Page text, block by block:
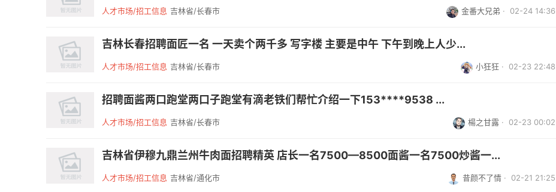
人才市场/招工信息 吉林省/长春市 金番大兄弟 · 02-24 14:36
吉林长春招聘面匠一名 一天卖个两千多 写字楼 主要是中午 下午到晚上人少...
人才市场/招工信息 吉林省/长春市 小狂狂 · 02-23 22:48
招聘面酱两口跑堂两口子跑堂有滴老铁们帮忙介绍一下153****9538 ...
人才市场/招工信息 吉林省/长春市 楊之甘露 · 02-23 00:02
吉林省伊穆九鼎兰州牛肉面招聘精英 店长一名7500—8500面酱一名7500炒酱一...
人才市场/招工信息 吉林省/通化市 昔颜不了情 · 02-21 21:25